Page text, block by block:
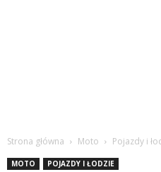
Strona główna Moto Pojazdy i
MOTO POJAZDY I ŁODZIE